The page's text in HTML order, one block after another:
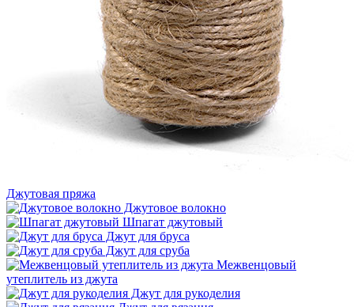
Джутовая пряжа
Джутовое волокно
Шпагат джутовый
Джут для бруса
Джут для сруба
Межвенцовый
утеплитель из джута
Джут для рукоделия